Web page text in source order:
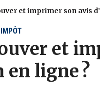
et imprimer son avis
IMPÔT
et
en ligne ?